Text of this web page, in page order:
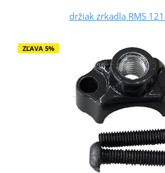
držiak zrkadla RMS
ZĽAVA 5%